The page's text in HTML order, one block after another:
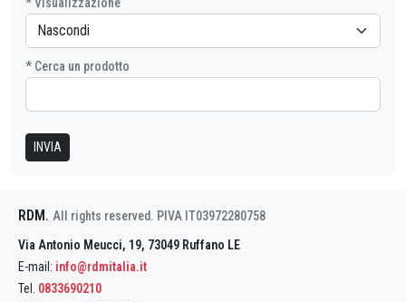
* Visualizzazione
* Cerca un prodotto
INVIA
RDM . All rights reserved. PIVA IT03972280758
Via Antonio Meucci, 19, 73049 Ruffano LE
E-mail: info@rdmitalia.it
Tel. 0833690210